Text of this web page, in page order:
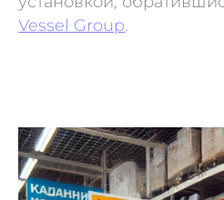
Vessel Group.